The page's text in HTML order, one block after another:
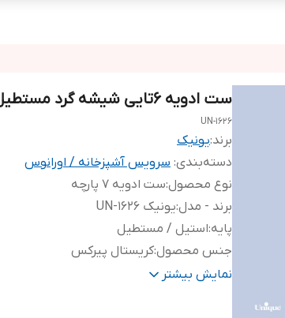
ست ادویه 6تایی شیشه گرد مستطیل یونیک مدل UN-1626
UN-1626
برند:یونیک
دسته‌بندی: سرویس آشپزخانه / اورانوس
نوع محصول:ست ادویه 7 پارچه
برند - مدل:یونیک UN-1626
پایه‌:استیل / مستطیل
جنس محصول:کریستال پیرکس
نوع درب:استیل - نمک پاشی / ریز - متوسط -نمایش بیشتر